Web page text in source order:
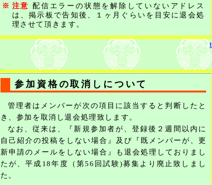
※ 注意 配信エラーの状態を解除していないアドレス
は、掲示板で告知後、１ヶ月ぐらいを目安に退会処
理させて頂きます。
参加資格の取消しについて
管理者はメンバーが次の項目に該当すると判断したと
き、参加を取消し退会処理致します。
なお、従来は、『新規参加者が、登録後２週間以内に
自己紹介の投稿をしない場合』及び『既メンバーが、更
新申請のメールをしない場合』も退会処理しておりまし
たが、平成18年度（第56回試験)募集より廃止致しまし
た。